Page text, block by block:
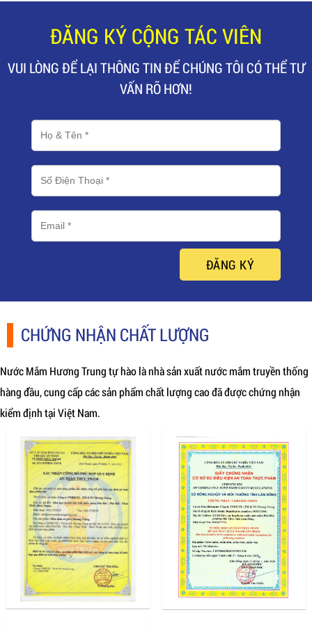
ĐĂNG KÝ CỘNG TÁC VIÊN
VUI LÒNG ĐỂ LẠI THÔNG TIN ĐỂ CHÚNG TÔI CÓ THỂ TƯ
VẤN RÕ HƠN!
ĐĂNG KÝ
CHỨNG NHẬN CHẤT LƯỢNG
Nước Mắm Hương Trung tự hào là nhà sản xuất nước mắm truyền thống
hàng đầu, cung cấp các sản phẩm chất lượng cao đã được chứng nhận
kiểm định tại Việt Nam.